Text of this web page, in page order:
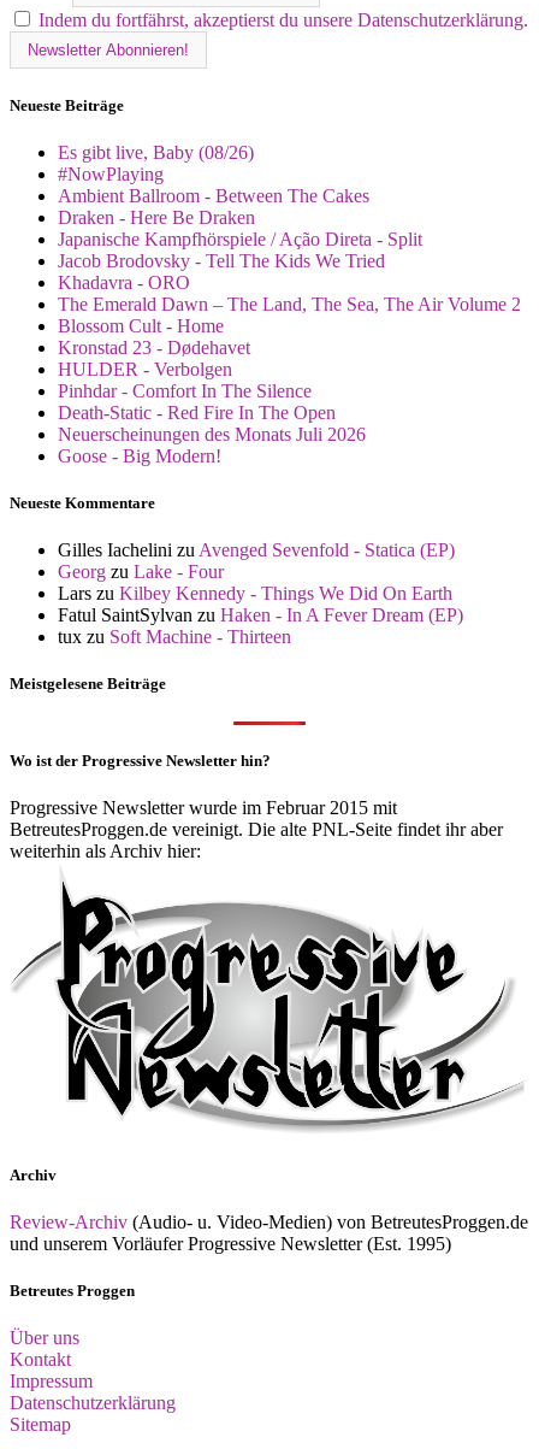
Indem du fortfährst, akzeptierst du unsere Datenschutzerklärung.
Neueste Beiträge
Es gibt live, Baby (08/26)
#NowPlaying
Ambient Ballroom - Between The Cakes
Draken - Here Be Draken
Japanische Kampfhörspiele / Ação Direta - Split
Jacob Brodovsky - Tell The Kids We Tried
Khadavra - ORO
The Emerald Dawn – The Land, The Sea, The Air Volume 2
Blossom Cult - Home
Kronstad 23 - Dødehavet
HULDER - Verbolgen
Pinhdar - Comfort In The Silence
Death-Static - Red Fire In The Open
Neuerscheinungen des Monats Juli 2026
Goose - Big Modern!
Neueste Kommentare
Gilles Iachelini zu Avenged Sevenfold - Statica (EP)
Georg zu Lake - Four
Lars zu Kilbey Kennedy - Things We Did On Earth
Fatul SaintSylvan zu Haken - In A Fever Dream (EP)
tux zu Soft Machine - Thirteen
Meistgelesene Beiträge
Wo ist der Progressive Newsletter hin?
Progressive Newsletter wurde im Februar 2015 mit
BetreutesProggen.de vereinigt. Die alte PNL-Seite findet ihr aber
weiterhin als Archiv hier:
Archiv
Review-Archiv (Audio- u. Video-Medien) von BetreutesProggen.de
und unserem Vorläufer Progressive Newsletter (Est. 1995)
Betreutes Proggen
Über uns
Kontakt
Impressum
Datenschutzerklärung
Sitemap